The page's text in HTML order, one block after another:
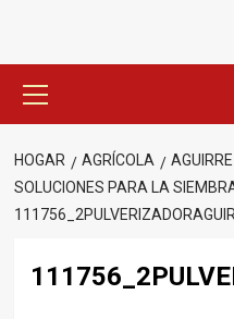
principal
HOGAR AGRÍCOLA
SOLUCIONES PARA LA